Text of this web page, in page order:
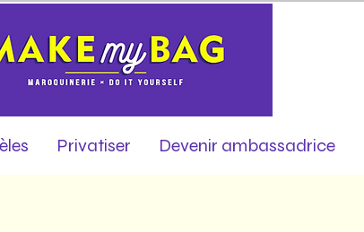
Privatiser Devenir ambassadrice